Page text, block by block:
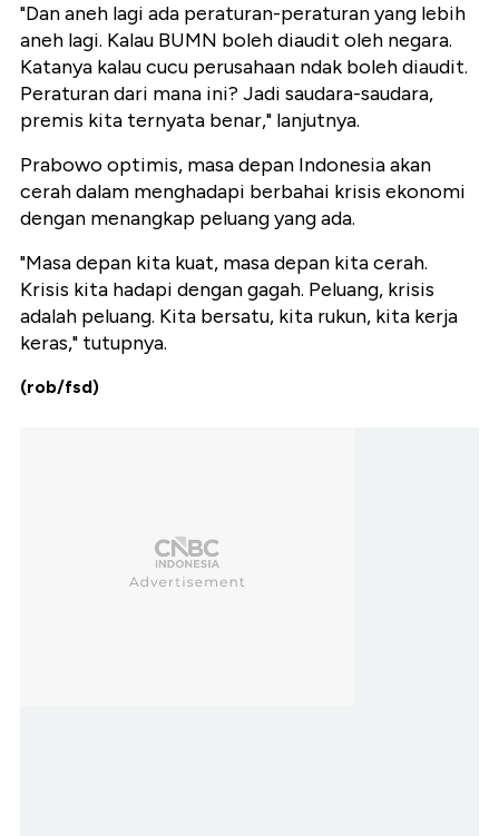
"Dan aneh lagi ada peraturan-peraturan yang lebih
aneh lagi. Kalau BUMN boleh diaudit oleh negara.
Katanya kalau cucu perusahaan ndak boleh diaudit.
Peraturan dari mana ini? Jadi saudara-saudara,
premis kita ternyata benar," lanjutnya.
Prabowo optimis, masa depan Indonesia akan
cerah dalam menghadapi berbahai krisis ekonomi
dengan menangkap peluang yang ada.
"Masa depan kita kuat, masa depan kita cerah.
Krisis kita hadapi dengan gagah. Peluang, krisis
adalah peluang. Kita bersatu, kita rukun, kita kerja
keras," tutupnya.
(rob/fsd)